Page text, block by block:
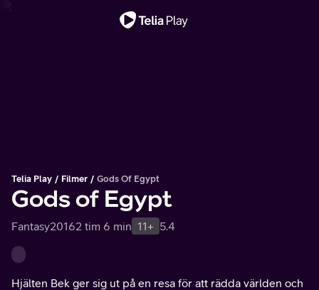
Telia Play Filmer Gods Of Egypt
Gods of Egypt
Fantasy20162 tim 6 min 11+ 5.4
Hjälten Bek ger sig ut på en resa för att rädda världen och